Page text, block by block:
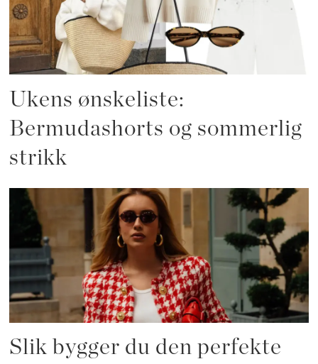
Ukens ønskeliste:
Bermudashorts og sommerlig
strikk
Slik bygger du den perfekte